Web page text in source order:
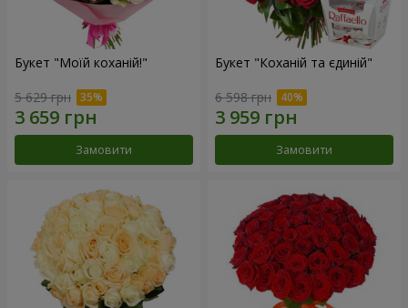
Букет "Моїй коханій!"
5 629 грн
Замовити
Букет "Коханій та єдиній"
6 598 грн
Замовити